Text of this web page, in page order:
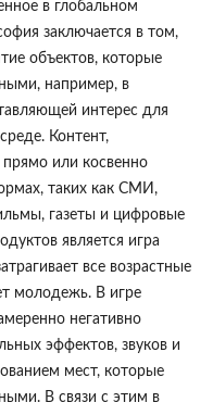
в глобальном
заключается в том,
объектов, которые
например, в
интерес для
Контент,
или косвенно
таких как СМИ,
газеты и цифровые
является игра
все возрастные
молодежь. В игре
негативно
эффектов, звуков и
мест, которые
В связи с этим в